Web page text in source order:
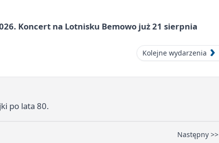
Koncert na Lotnisku Bemowo już 21 sierpnia
Kolejne wydarzenia
po lata 80.
Następny >>